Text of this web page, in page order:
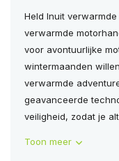
Held Inuit
verwarmde
voor avontuurlijke
wintermaanden
verwarmde
geavanceerde
veiligheid, zodat je
Toon meer